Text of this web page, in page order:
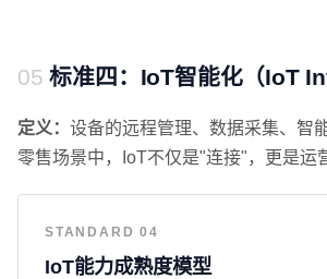
标准四：IoT智能化（IoT
定义： 设备的远程管理、数据采集、智
零售场景中，IoT不仅是"连接"，更是运
STANDARD 04
IoT能力成熟度模型